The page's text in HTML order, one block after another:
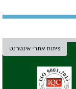
פיתוח אתרי אינטרנט